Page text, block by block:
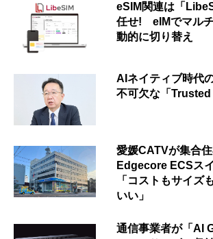
eSIM関連は「
任せ! eIMでマル
動的に切り替え
AIネイティブ時代
不可欠な「
愛媛CATVが集合
Edgecore ECSス
「コストもサイズ
いい」
通信事業者が「AI